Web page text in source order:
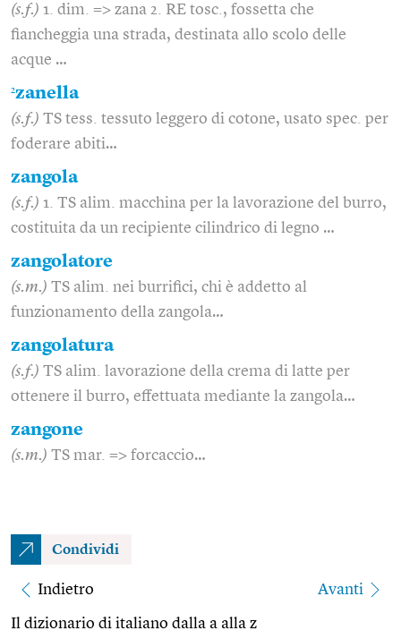
(s.f.) 1. dim. => zana 2. RE tosc., fossetta che
fiancheggia una strada, destinata allo scolo delle
acque …
2zanella
(s.f.) TS tess. tessuto leggero di cotone, usato spec. per
foderare abiti…
zangola
(s.f.) 1. TS alim. macchina per la lavorazione del burro,
costituita da un recipiente cilindrico di legno …
zangolatore
(s.m.) TS alim. nei burrifici, chi è addetto al
funzionamento della zangola…
zangolatura
(s.f.) TS alim. lavorazione della crema di latte per
ottenere il burro, effettuata mediante la zangola…
zangone
(s.m.) TS mar. => forcaccio…
Condividi
Indietro Avanti
Il dizionario di italiano dalla a alla z